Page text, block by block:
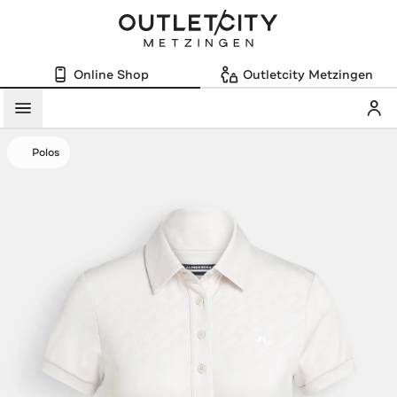
Online Shop Outletcity Metzingen
Menü
Polos